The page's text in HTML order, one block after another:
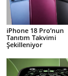
iPhone 18 Pro’nun
Tanıtım Takvimi
Şekilleniyor